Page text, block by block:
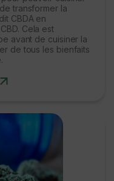
transformer la
CBDA en
Cela est
avant de cuisiner la
de tous les bienfaits